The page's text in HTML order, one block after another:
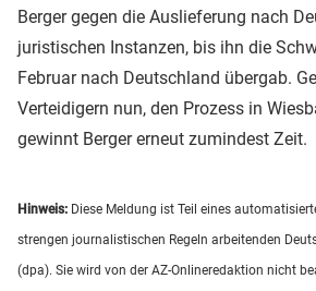
Berger gegen die Auslieferung nach
juristischen Instanzen, bis ihn die
Februar nach Deutschland übergab.
Verteidigern nun, den Prozess in
gewinnt Berger erneut zumindest Zeit.
Hinweis: Diese Meldung ist Teil eines
strengen journalistischen Regeln arbeitenden
(dpa). Sie wird von der AZ-Onlineredaktion nicht